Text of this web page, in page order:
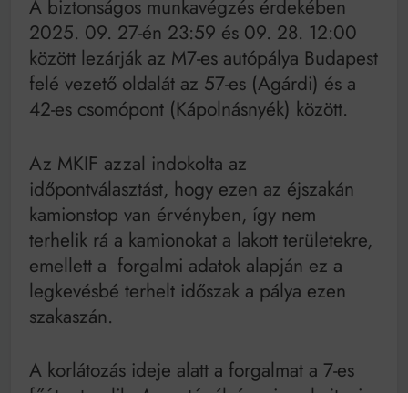
A biztonságos munkavégzés érdekében
2025. 09. 27-én 23:59 és 09. 28. 12:00
között lezárják az M7-es autópálya Budapest
felé vezető oldalát az 57-es (Agárdi) és a
42-es csomópont (Kápolnásnyék) között.
Az MKIF azzal indokolta az
időpontválasztást, hogy ezen az éjszakán
kamionstop van érvényben, így nem
terhelik rá a kamionokat a lakott területekre,
emellett a forgalmi adatok alapján ez a
legkevésbé terhelt időszak a pálya ezen
szakaszán.
A korlátozás ideje alatt a forgalmat a 7-es